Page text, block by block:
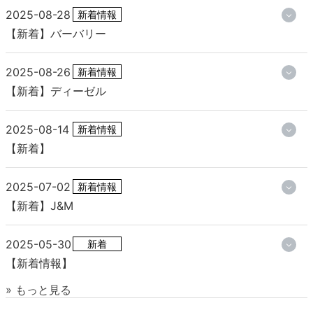
2025-08-28 新着情報
【新着】バーバリー
2025-08-26 新着情報
【新着】ディーゼル
2025-08-14 新着情報
【新着】
2025-07-02 新着情報
【新着】J&M
2025-05-30 新着
【新着情報】
» もっと見る